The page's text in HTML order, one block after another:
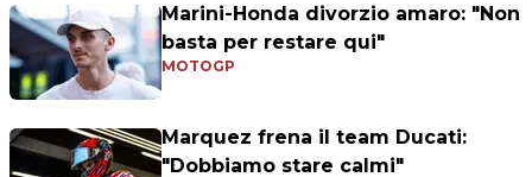
Marini-Honda divorzio amaro: "Non
basta per restare qui"
MOTOGP
Marquez frena il team Ducati:
"Dobbiamo stare calmi"